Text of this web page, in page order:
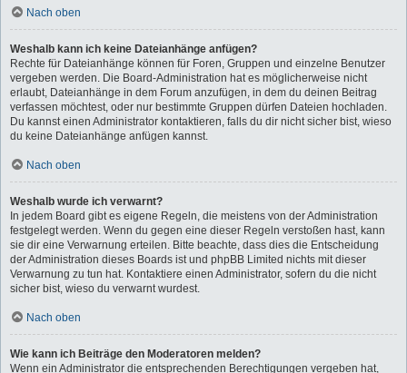
Nach oben
Weshalb kann ich keine Dateianhänge anfügen?
Rechte für Dateianhänge können für Foren, Gruppen und einzelne Benutzer
vergeben werden. Die Board-Administration hat es möglicherweise nicht
erlaubt, Dateianhänge in dem Forum anzufügen, in dem du deinen Beitrag
verfassen möchtest, oder nur bestimmte Gruppen dürfen Dateien hochladen.
Du kannst einen Administrator kontaktieren, falls du dir nicht sicher bist, wieso
du keine Dateianhänge anfügen kannst.
Nach oben
Weshalb wurde ich verwarnt?
In jedem Board gibt es eigene Regeln, die meistens von der Administration
festgelegt werden. Wenn du gegen eine dieser Regeln verstoßen hast, kann
sie dir eine Verwarnung erteilen. Bitte beachte, dass dies die Entscheidung
der Administration dieses Boards ist und phpBB Limited nichts mit dieser
Verwarnung zu tun hat. Kontaktiere einen Administrator, sofern du die nicht
sicher bist, wieso du verwarnt wurdest.
Nach oben
Wie kann ich Beiträge den Moderatoren melden?
Wenn ein Administrator die entsprechenden Berechtigungen vergeben hat,